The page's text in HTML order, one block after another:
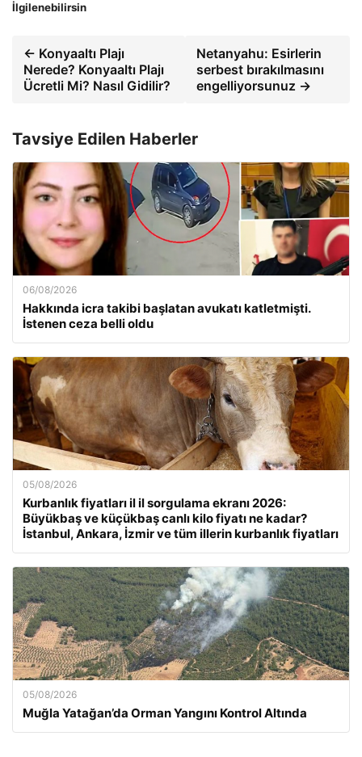
İlgilenebilirsin
← Konyaaltı Plajı
Nerede? Konyaaltı Plajı
Ücretli Mi? Nasıl Gidilir?
Netanyahu: Esirlerin
serbest bırakılmasını
engelliyorsunuz →
Tavsiye Edilen Haberler
06/08/2026
Hakkında icra takibi başlatan avukatı katletmişti.
İstenen ceza belli oldu
05/08/2026
Kurbanlık fiyatları il il sorgulama ekranı 2026:
Büyükbaş ve küçükbaş canlı kilo fiyatı ne kadar?
İstanbul, Ankara, İzmir ve tüm illerin kurbanlık fiyatları
05/08/2026
Muğla Yatağan’da Orman Yangını Kontrol Altında